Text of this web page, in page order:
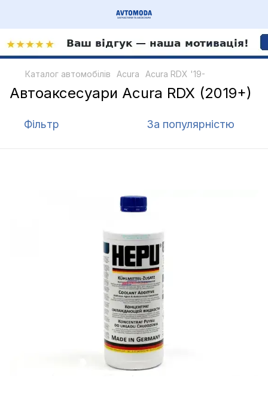
Каталог автомобілів Acura Acura RDX '19-
Автоаксесуари Acura RDX (2019+)
Фільтр За популярністю